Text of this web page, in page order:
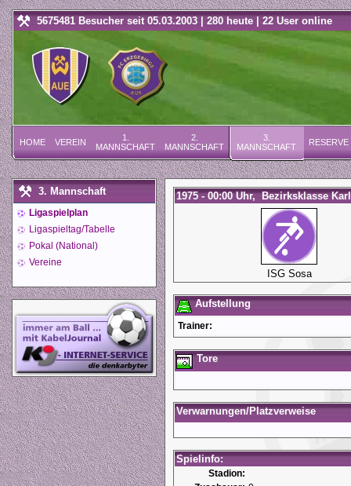
5675481 Besucher seit 05.03.2003 | 280 heute | 22 User online
HOME VEREIN
1.
MANNSCHAFT
2.
MANNSCHAFT
3.
MANNSCHAFT
RESERVE
3. Mannschaft
Ligaspielplan
Ligaspieltag/Tabelle
Pokal (National)
Vereine
1975 - 00:00 Uhr, Bezirksklasse
ISG Sosa
Aufstellung
Trainer:
Tore
Verwarnungen/Platzverweise
Spielinfo:
Stadion: